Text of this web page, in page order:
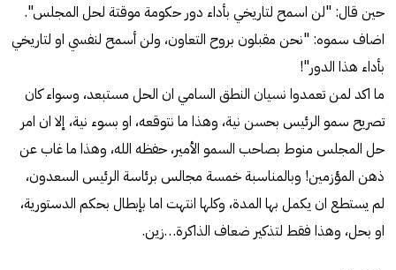
حين قال: "لن اسمح لتاريخي بأداء دور حكومة موقتة لحل المجلس".
اضاف سموه: "نحن مقبلون بروح التعاون، ولن أسمح لنفسي او لتاريخي
بأداء هذا الدور"!
ما اكد لمن تعمدوا نسيان النطق السامي ان الحل مستبعد، وسواء كان
تصريح سمو الرئيس بحسن نية، وهذا ما نتوقعه، او بسوء نية، إلا ان امر
حل المجلس منوط بصاحب السمو الأمير، حفظه الله، وهذا ما غاب عن
ذهن المؤزمين! وبالمناسبة خمسة مجالس برئاسة الرئيس السعدون،
لم يستطع ان يكمل بها المدة، وكلها انتهت اما بإبطال بحكم الدستورية،
او بحل، وهذا فقط لتذكير ضعاف الذاكرة…زين.